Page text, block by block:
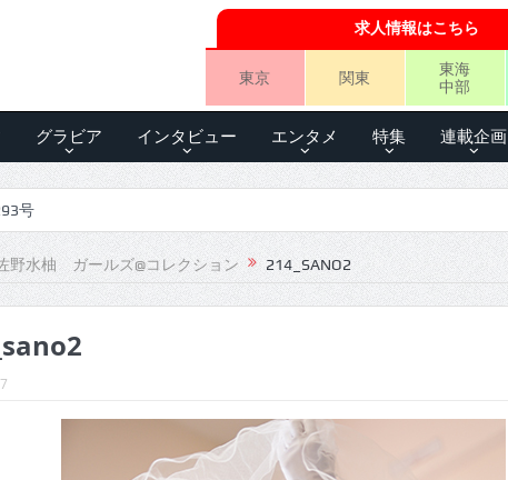
求人情報はこちら
東京 関東
東海
中部
グラビア インタビュー エンタメ 特集 連載企画
号
号
号
号
号
号
野水柚 ガールズ@コレクション 214_SANO2